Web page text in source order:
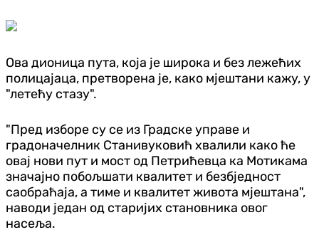
Ова дионица пута, која је широка и без лежећих
полицајаца, претворена је, како мјештани кажу, у
"летећу стазу".
"Пред изборе су се из Градске управе и
градоначелник Станивуковић хвалили како ће
овај нови пут и мост од Петрићевца ка Мотикама
значајно побољшати квалитет и безбједност
саобраћаја, а тиме и квалитет живота мјештана",
наводи један од старијих становника овог
насеља.